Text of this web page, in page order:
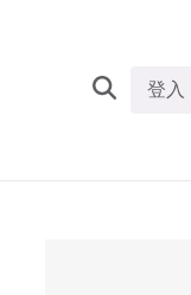
登入